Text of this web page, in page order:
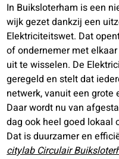
In Buiksloterham is een
wijk gezet dankzij een
Elektriciteitswet. Dat
of ondernemer met
uit te wisselen. De
geregeld en stelt dat
netwerk, vanuit een
Daar wordt nu van
dag ook heel goed lokaal
Dat is duurzamer en
citylab Circulair